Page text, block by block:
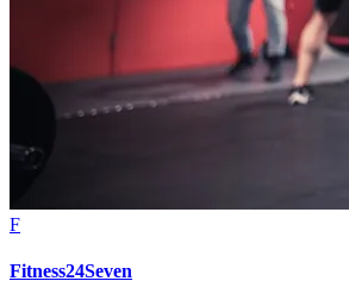
F
Fitness24Seven